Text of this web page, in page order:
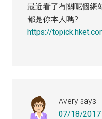
最近看了有關呢個網
都是你本人嗎?
https://
Avery says
07/18/2017